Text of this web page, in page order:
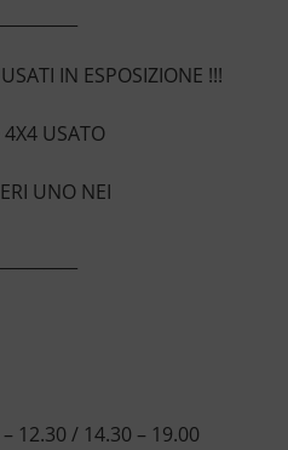
IN ESPOSIZIONE !!!
USATO
UNO NEI
12.30 / 14.30 – 19.00